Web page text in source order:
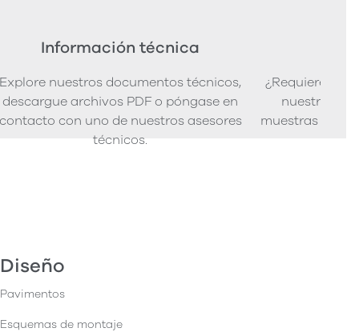
Información técnica
Explore nuestros documentos técnicos,
descargue archivos PDF o póngase en
con uno de nuestros asesores
técnicos.
¿Requiere
nuestra
muestras de
Diseño
Pavimentos
Esquemas de montaje